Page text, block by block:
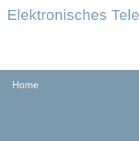
Elektronisches
Home